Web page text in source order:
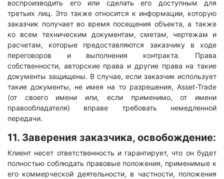
воспроизводить его или сделать его доступным для
третьих лиц. Это также относится к информации, которую
заказчик получает во время посещения объекта, а также
ко всем техническим документам, сметам, чертежам и
расчетам, которые предоставляются заказчику в ходе
переговоров и выполнения контракта. Права
собственности, авторские права и другие права на такие
документы защищены. В случае, если заказчик использует
такие документы, не имея на то разрешения, Asset-Trade
(от своего имени или, если применимо, от имени
правообладателя) вправе требовать немедленной
передачи.
11. Заверения заказчика, освобождение:
Клиент несет ответственность и гарантирует, что он будет
полностью соблюдать правовые положения, применимые к
его коммерческой деятельности, в частности, положения